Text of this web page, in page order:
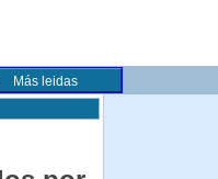
Más leidas